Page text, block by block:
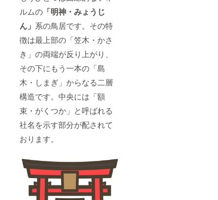
ルムの 「明神・みょうじ
ん」 系の鳥居です。その特
徴は最上部の「笠木・かさ
き」の両端が反り上がり、
その下にもう一本の「島
木・しまぎ」からなる二層
構造です。中央には「額
束・がくつか」と呼ばれる
社名を示す部分が配されて
おります。